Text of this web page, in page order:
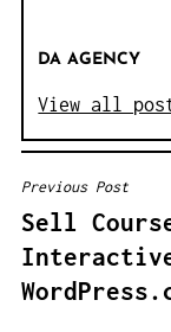
DA AGENCY
View all
B
E
I
T
Previous Post
Sell